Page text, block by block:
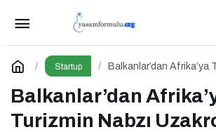
Startup
Balkanlar’dan Afrika’ya
Balkanlar’dan
Turizmin Nabzı
MerterModa 2025